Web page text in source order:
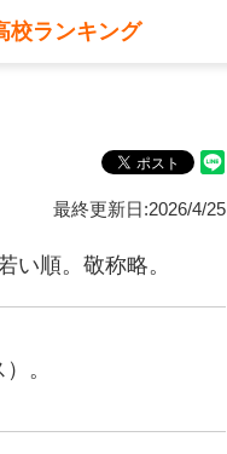
校ランキング
最終更新日:2026/4/25
い順。敬称略。
。